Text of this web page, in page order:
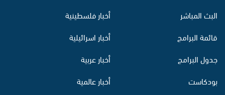
البث المباشر
قائمة البرامج
جدول البرامج
بودكاست
أخبار فلسطينية
أخبار اسرائيلية
أخبار عربية
أخبار عالمية